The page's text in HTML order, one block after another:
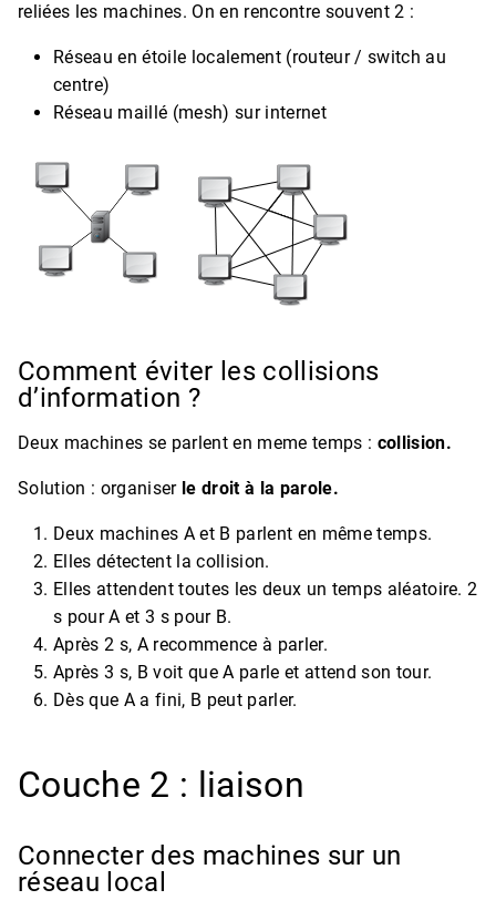
reliées les machines. On en rencontre souvent 2 :
Réseau en étoile localement (routeur / switch au
centre)
Réseau maillé (mesh) sur internet
Comment éviter les collisions
d’information ?
Deux machines se parlent en meme temps : collision.
Solution : organiser le droit à la parole.
Deux machines A et B parlent en même temps.
Elles détectent la collision.
Elles attendent toutes les deux un temps aléatoire. 2
s pour A et 3 s pour B.
Après 2 s, A recommence à parler.
Après 3 s, B voit que A parle et attend son tour.
Dès que A a fini, B peut parler.
Couche 2 : liaison
Connecter des machines sur un
réseau local